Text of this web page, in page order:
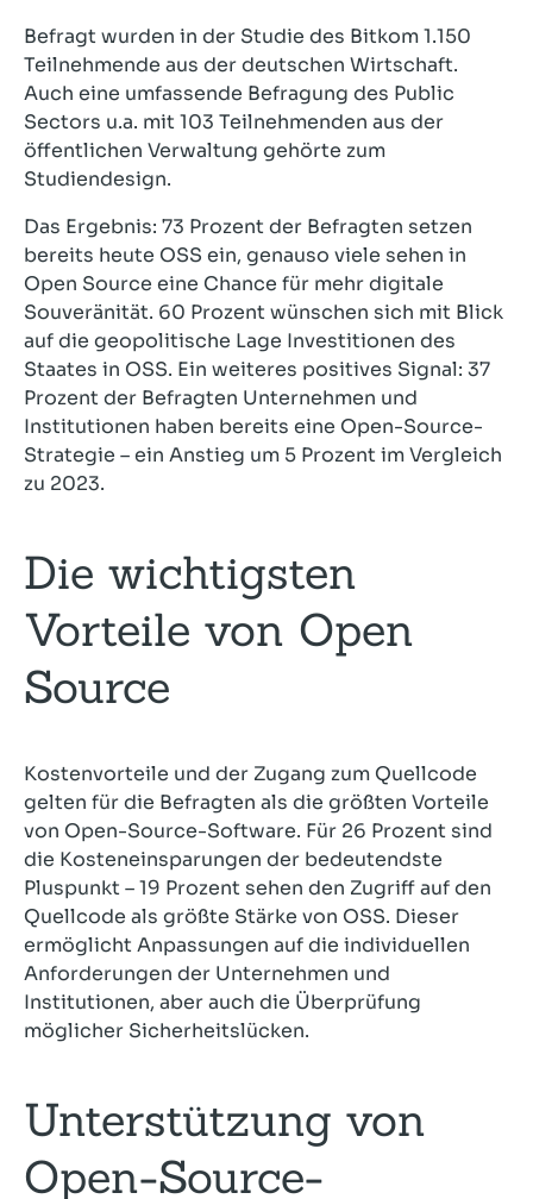
Befragt wurden in der Studie des Bitkom 1.150
Teilnehmende aus der deutschen Wirtschaft.
Auch eine umfassende Befragung des Public
Sectors u.a. mit 103 Teilnehmenden aus der
öffentlichen Verwaltung gehörte zum
Studiendesign.
Das Ergebnis: 73 Prozent der Befragten setzen
bereits heute OSS ein, genauso viele sehen in
Open Source eine Chance für mehr digitale
Souveränität. 60 Prozent wünschen sich mit Blick
auf die geopolitische Lage Investitionen des
Staates in OSS. Ein weiteres positives Signal: 37
Prozent der Befragten Unternehmen und
Institutionen haben bereits eine Open-Source-
Strategie – ein Anstieg um 5 Prozent im Vergleich
zu 2023.
Die wichtigsten
Vorteile von Open
Source
Kostenvorteile und der Zugang zum Quellcode
gelten für die Befragten als die größten Vorteile
von Open-Source-Software. Für 26 Prozent sind
die Kosteneinsparungen der bedeutendste
Pluspunkt – 19 Prozent sehen den Zugriff auf den
Quellcode als größte Stärke von OSS. Dieser
ermöglicht Anpassungen auf die individuellen
Anforderungen der Unternehmen und
Institutionen, aber auch die Überprüfung
möglicher Sicherheitslücken.
Unterstützung von
Open-Source-